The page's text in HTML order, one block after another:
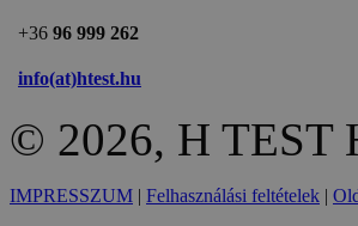
+36 96 999 262
info(at)htest.hu
© 2026, H TEST
IMPRESSZUM | Felhasználási feltételek |